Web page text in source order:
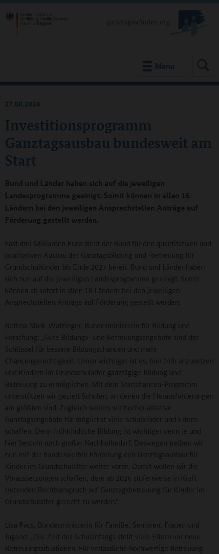
Menu
Investitionsprogramm
Ganztagsausbau bundesweit am
Start
27.08.2024
Bund und Länder haben sich auf die jeweiligen
Landesprogramme geeinigt. Somit können in allen 16
Ländern bei den jeweiligen Ansprechstellen Anträge auf
Förderung gestellt werden.
Fast drei Milliarden Euro stellt der Bund für den quantitativen und
qualitativen Ausbau der Ganztagsbildung und -betreuung für
Grundschulkinder bis Ende 2027 bereit. Bund und Länder haben
sich nun auf die jeweiligen Landesprogramme geeinigt. Somit
können ab sofort in allen 16 Ländern bei den jeweiligen
Ansprechstellen Anträge auf Förderung gestellt werden.
Bettina Stark-Watzinger, Bundesministerin für Bildung und
Forschung: „Gute Bildungs- und Betreuungsangebote sind der
Schlüssel für bessere Bildungschancen und mehr
Chancengerechtigkeit. Umso wichtiger ist es, hier früh anzusetzen
und Kindern im Grundschulalter ganztägige Bildung und
Betreuung zu ermöglichen. Mit dem Startchancen-Programm
unterstützen wir gezielt Schulen, an denen die Herausforderungen
am größten sind. Zugleich wollen wir hochqualitative
Ganztagsangebote für möglichst viele Schulkinder und Eltern
schaffen. Denn frühkindliche Bildung ist wichtiger denn je und
hier besteht noch großer Nachholbedarf. Deswegen treiben wir
nun mit der bundesweiten Förderung den Ganztagsausbau für
Kinder im Grundschulalter weiter voran. Damit wollen wir die
Voraussetzungen schaffen, dem ab 2026 stufenweise in Kraft
tretenden Rechtsanspruch auf Ganztagsbetreuung für Kinder im
Grundschulalter gerecht zu werden.“
Lisa Paus, Bundesministerin für Familie, Senioren, Frauen und
Jugend: „Die Zeit des Schulanfangs stellt viele Eltern vor neue
Betreuungssituationen. Für verlässliche hochwertige Betreuung